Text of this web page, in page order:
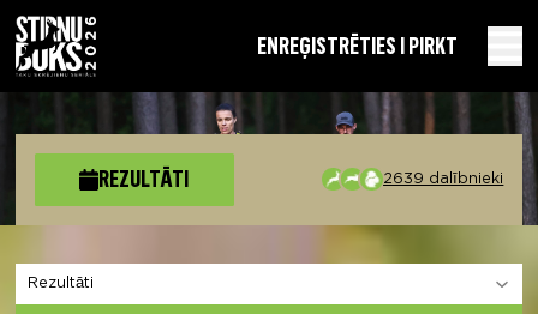
ENREĢISTRĒTIES I PIRKT
REZULTĀTI 2639 dalībnieki
Izvēlies sadaļu